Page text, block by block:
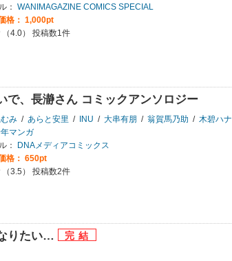
： WANIMAGAZINE COMICS SPECIAL
格： 1,000pt
（4.0） 投稿数1件
で、長瀞さん コミックアンソロジー
み / あらと安里 / INU / 大串有朋 / 翁賀馬乃助 / 木碧ハナ
マンガ
：
DNAメディアコミックス
格： 650pt
（3.5） 投稿数2件
りたい…